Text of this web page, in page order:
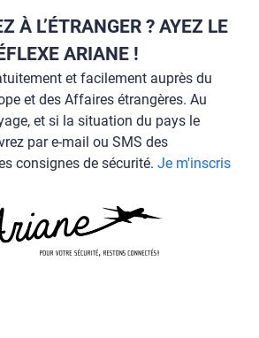
À L’ÉTRANGER ? AYEZ LE
ARIANE !
et facilement auprès du
et des Affaires étrangères. Au
et si la situation du pays le
par e-mail ou SMS des
consignes de sécurité. Je m'inscris